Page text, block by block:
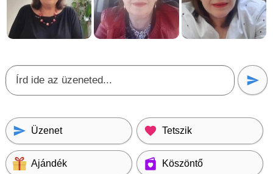
Üzenet Tetszik
Ajándék Köszöntő